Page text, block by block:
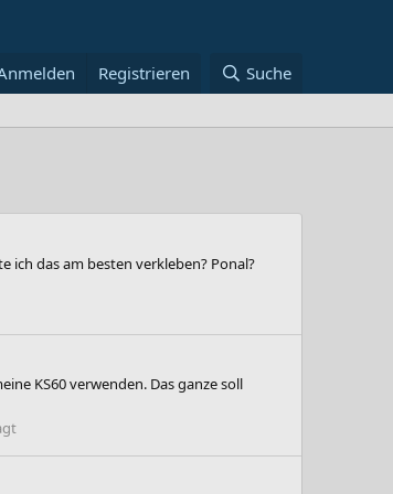
Registrieren Suche
ich das am besten verkleben? Ponal?
KS60 verwenden. Das ganze soll